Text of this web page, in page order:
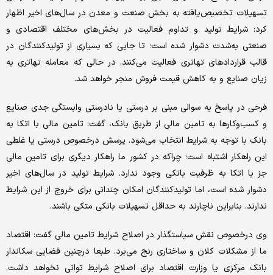
تسهیلات تخصیص‌یافته به بخش صنعت و معدن در سال‌های اخیر اظهار
کرد: شرایط تولید و تداوم فعالیت در بخش‌‌‌های مختلف اقتصادی و
صنعتی به‌شدت دشوار شده است؛ تا جایی که بسیاری از تولیدکنندگان در
قالب قراردادهای تهاتری فعالیت می‌کنند. در حالی که معامله تهاتری به
زیان صنایع و به کاهش قیمت فروش منجر خواهد شد.
فرحی در پاسخ به سوالی مبنی بر درستی یا نادرستی وابستگی جدی صنایع
و کسب‌وکارها به تامین مالی از طریق بانک، گفت: تامین مالی با اتکا به
بانک با توجه به شرایط انتخاب می‌شود. پرسش درخصوص درستی یا غلطی
این راهکار اشتباه است؛ چراکه در کشور ما راهکار دیگری برای تامین مالی
جز با اتکا به ظرفیت بانکی وجود ندارد. شرایط تولید در سال‌های اخیر
دشوار شده است، اما تولیدکنندگان امکان چندانی برای خروج از این شرایط
ندارند. بنابراین ناچارند به حداقل تسهیلات بانکی متکی باشند.
وی درخصوص نقش سیاستگذار در اصلاح شرایط تامین مالی گفت: اقتصاد
ما از مشکلات کلان و ساختاری رنج می‌‌‌برد. طبعا درچنین فضایی سکاندار
بانک مرکزی یا وزارت اقتصاد برای اصلاح شرایط توانی نخواهد داشت.